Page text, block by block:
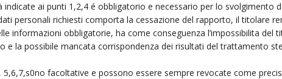
ai punti 1,2,4 é obbligatorio e necessario per lo svolgimento
personali richiesti comporta la cessazione del rapporto, il titolare
informazioni obbligatorie, ha come conseguenza l’impossibilita
e la possibile mancata corrispondenza dei risultati del trattamento
facoltative e possono essere sempre revocate come